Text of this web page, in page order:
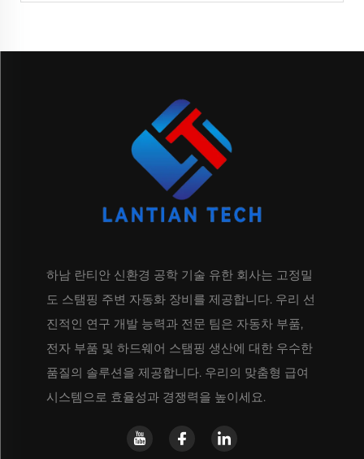
하남 란티안 신환경 공학 기술 유한 회사는 고정밀
도 스탬핑 주변 자동화 장비를 제공합니다. 우리 선
진적인 연구 개발 능력과 전문 팀은 자동차 부품,
전자 부품 및 하드웨어 스탬핑 생산에 대한 우수한
품질의 솔루션을 제공합니다. 우리의 맞춤형 급여
시스템으로 효율성과 경쟁력을 높이세요.